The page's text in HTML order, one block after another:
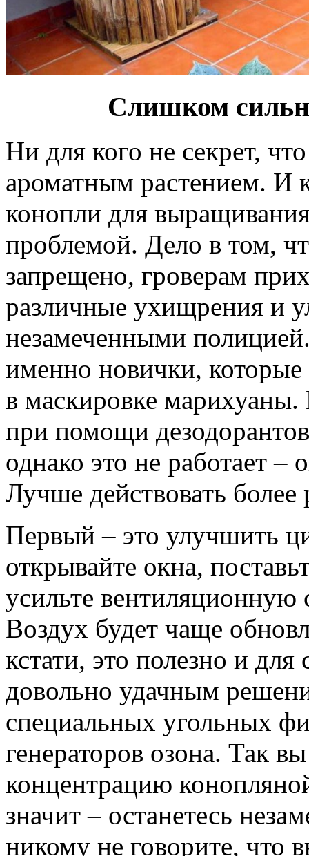
Слишком
Ни для кого не секрет,
ароматным растением. И
конопли для
проблемой. Дело в том,
запрещено, гроверам
различные ухищрения и
незамеченными
именно новички,
в маскировке
при помощи
однако это не работает
Лучше действовать
Первый – это улучшить
открывайте окна,
усильте
Воздух будет чаще
кстати, это полезно и
довольно удачным
специальных угольных
генераторов озона. Так
концентрацию
значит – останетесь
никому не говорите, что